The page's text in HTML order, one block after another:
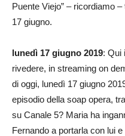
Puente Viejo” – ricordiamo
17 giugno.
lunedì 17 giugno 2019: Qui
rivedere, in streaming on
di oggi, lunedì 17 giugno
episodio della soap opera,
su Canale 5? Maria ha
Fernando a portarla con lui